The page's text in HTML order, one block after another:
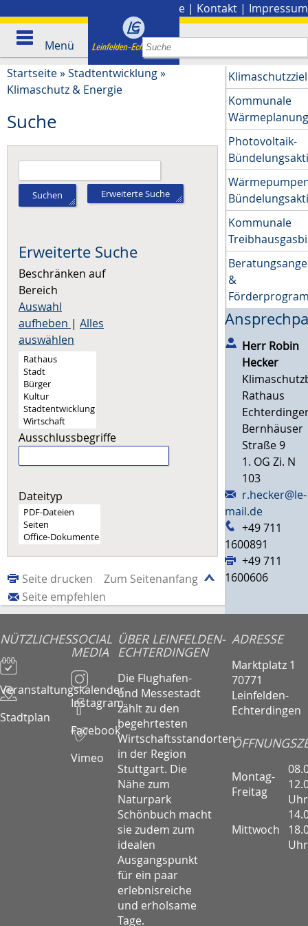
Presse | Kontakt | Impressum
Menü
Startseite»Stadtentwicklung»
Klimaschutz & Energie
Suche
Suchen Erweiterte Suche
Erweiterte Suche
Beschränken auf
Bereich
Auswahl
aufheben | Alles
auswählen
Ausschlussbegriffe
Dateityp
Zum Seitenanfang
Seite drucken
Seite empfehlen
Klimaschutzziel
Kommunale
Photovoltaik-
Kommunale
&
Herr Robin
Hecker
r.hecker@le-
mail.de
+49 711
1600891
+49 711
1600606
Rathaus
Bernhäuser
Straße 9
1. OG Zi. N
103
NÜTZLICHES
Veranstaltungskalender
Stadtplan
SOCIAL
MEDIA
Instagram
Facebook
Vimeo
ÜBER LEINFELDEN-
ECHTERDINGEN
Die Flughafen-
und Messestadt
zählt zu den
begehrtesten
Wirtschaftsstandorten
in der Region
Stuttgart. Die
Nähe zum
Naturpark
Schönbuch macht
sie zudem zum
idealen
Ausgangspunkt
für ein paar
erlebnisreiche
und erholsame
Tage.
ADRESSE
Marktplatz 1
70771
Leinfelden-
Echterdingen
Montag-
Freitag
Uhr
Mittwoch
Uhr